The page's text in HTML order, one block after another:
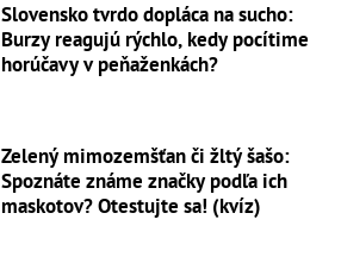
Slovensko tvrdo dopláca na sucho:
Burzy reagujú rýchlo, kedy pocítime
horúčavy v peňaženkách?
Zelený mimozemšťan či žltý šašo:
Spoznáte známe značky podľa ich
maskotov? Otestujte sa! (kvíz)